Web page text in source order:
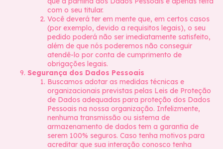
com o seu titular.
Você deverá ter em mente que, em certos casos
(por exemplo, devido a requisitos legais), o seu
pedido poderá não ser imediatamente satisfeito,
além de que nós poderemos não conseguir
atendê-lo por conta de cumprimento de
obrigações legais.
Segurança dos Dados Pessoais
Buscamos adotar as medidas técnicas e
organizacionais previstas pelas Leis de Proteção
de Dados adequadas para proteção dos Dados
Pessoais na nossa organização. Infelizmente,
nenhuma transmissão ou sistema de
armazenamento de dados tem a garantia de
serem 100% seguros. Caso tenha motivos para
acreditar que sua interação conosco tenha